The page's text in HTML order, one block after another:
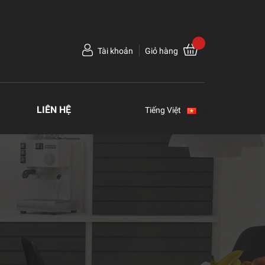
Tài khoản Giỏ hàng
LIÊN HỆ Tiếng Việt